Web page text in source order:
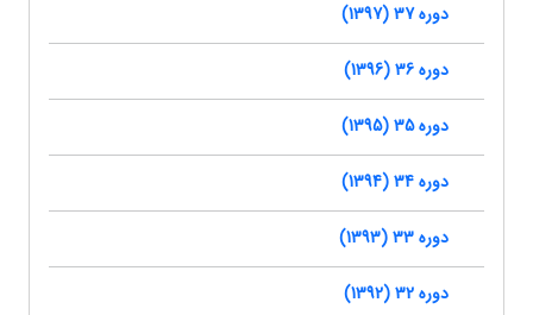
دوره 37 (1397)
دوره 36 (1396)
دوره 35 (1395)
دوره 34 (1394)
دوره 33 (1393)
دوره 32 (1392)